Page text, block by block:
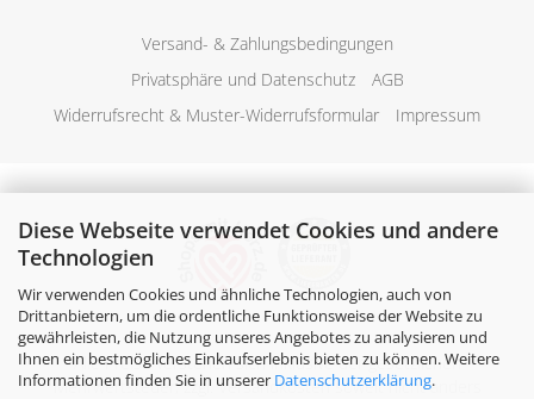
Diese Webseite verwendet Cookies und andere
Technologien
Wir verwenden Cookies und ähnliche Technologien, auch von
Drittanbietern, um die ordentliche Funktionsweise der Website zu
gewährleisten, die Nutzung unseres Angebotes zu analysieren und
Ihnen ein bestmögliches Einkaufserlebnis bieten zu können. Weitere
Informationen finden Sie in unserer Datenschutzerklärung.
Versand- & Zahlungsbedingungen
Privatsphäre und Datenschutz
AGB
Widerrufsrecht & Muster-Widerrufsformular
Impressum
Alle Preise verstehen sich inklusive der gesetzlichen
Mehrwertsteuer, zzgl.Versandkostensoweit nicht anders